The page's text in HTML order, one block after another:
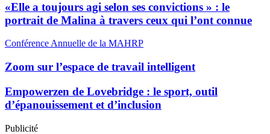
«Elle a toujours agi selon ses convictions » : le
portrait de Malina à travers ceux qui l’ont connue
Conférence Annuelle de la MAHRP
Zoom sur l’espace de travail intelligent
Empowerzen de Lovebridge : le sport, outil
d’épanouissement et d’inclusion
Publicité